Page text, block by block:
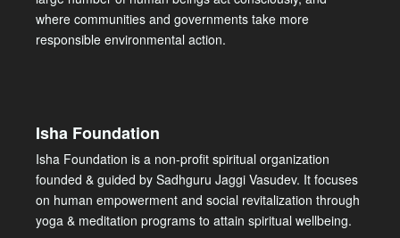
where communities and governments take more
responsible environmental action.
Isha Foundation
Isha Foundation is a non-profit spiritual organization
founded & guided by Sadhguru Jaggi Vasudev. It focuses
on human empowerment and social revitalization through
yoga & meditation programs to attain spiritual wellbeing.